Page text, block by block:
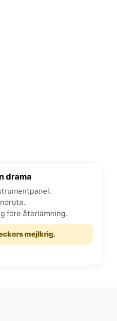
drama
före återlämning.
mejlkrig.